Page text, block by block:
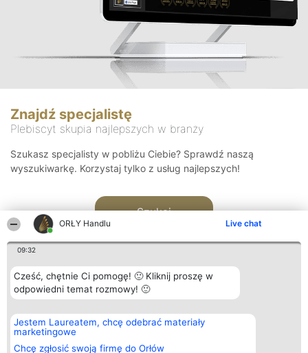
ORŁY Handlu Live chat
09:32
Cześć, chętnie Ci pomogę! 🙂 Kliknij proszę w
odpowiedni temat rozmowy! 🙂
Jestem Laureatem, chcę odebrać materiały
marketingowe
Chcę zgłosić swoją firmę do Orłów
Znajdź specjalistę
Plebiscyt skupia najlepszych w branży
Szukasz specjalisty w pobliżu Ciebie? Sprawdź naszą
wyszukiwarkę. Korzystaj tylko z usług najlepszych!
Szukaj
Organizator plebiscytu
Bright Side Solutions sp. z o.
o. sp. k.
ul. Ruska 22
Plebiscyt
Laureaci
wszystkich
Kontakt
Kontakt